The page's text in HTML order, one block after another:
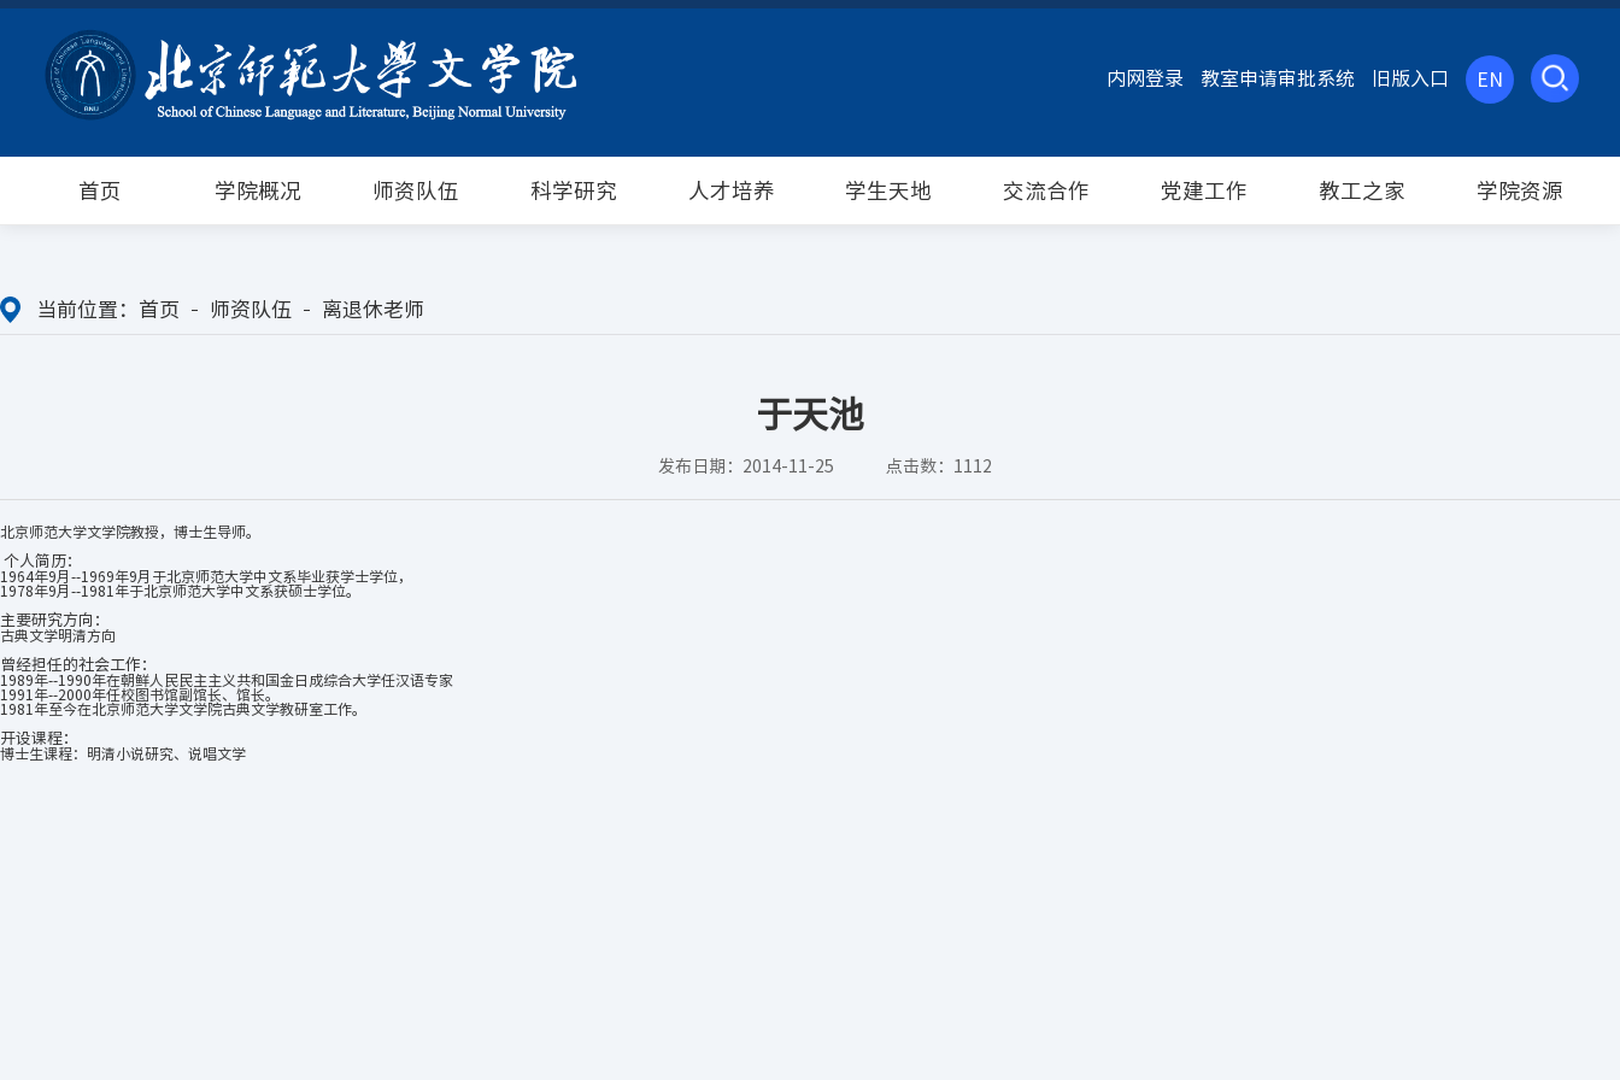
首页 学院概况 师资队伍 科学研究 人才培养 学生天地 交流合作 党建工作 教工之家 学院资源
内网登录 教室申请审批系统 旧版入口 EN
当前位置： 首页 师资队伍 离退休老师
于天池
发布日期：2014-11-25 点击数： 1112
北京师范大学文学院教授，博士生导师。
个人简历：
1964年9月--1969年9月于北京师范大学中文系毕业获学士学位，
1978年9月--1981年于北京师范大学中文系获硕士学位。
主要研究方向：
古典文学明清方向
曾经担任的社会工作：
1989年--1990年在朝鲜人民民主主义共和国金日成综合大学任汉语专家
1991年--2000年任校图书馆副馆长、馆长。
1981年至今在北京师范大学文学院古典文学教研室工作。
开设课程：
博士生课程：明清小说研究、说唱文学